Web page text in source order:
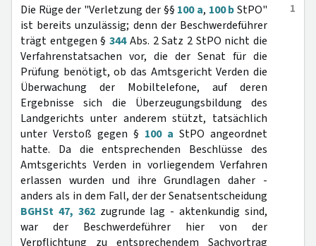
1
Die Rüge der "Verletzung der §§ 100 a, 100 bStPO"
ist bereits unzulässig; denn der Beschwerdeführer
trägt entgegen §344Abs. 2 Satz 2 StPO nicht die
Verfahrenstatsachen vor, die der Senat für die
Prüfung benötigt, ob das Amtsgericht Verden die
Überwachung der Mobiltelefone, auf deren
Ergebnisse sich die Überzeugungsbildung des
Landgerichts unter anderem stützt, tatsächlich
unter Verstoß gegen § 100 a StPO angeordnet
hatte. Da die entsprechenden Beschlüsse des
Amtsgerichts Verden in vorliegendem Verfahren
erlassen wurden und ihre Grundlagen daher -
anders als in dem Fall, der der Senatsentscheidung
BGHSt 47, 362zugrunde lag - aktenkundig sind,
war der Beschwerdeführer hier von der
Verpflichtung zu entsprechendem Sachvortrag